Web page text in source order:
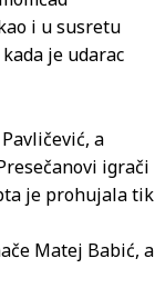
i u susretu
je udarac
a
igrači
je prohujala tik
Matej Babić, a